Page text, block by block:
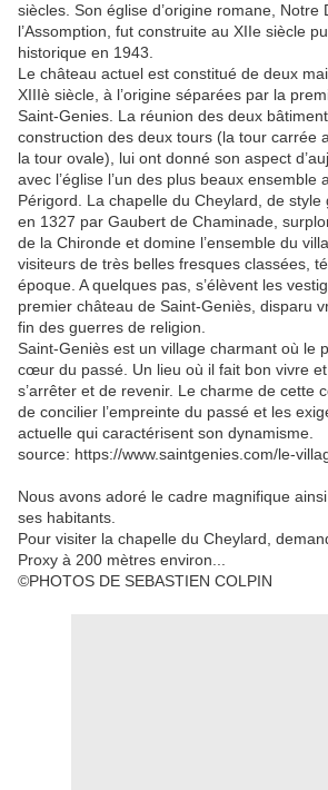
siècles. Son église d’origine romane, Notre
l’Assomption, fut construite au XIIe siècle
historique en 1943.
Le château actuel est constitué de deux
XIIIè siècle, à l’origine séparées par la
Saint-Genies. La réunion des deux
construction des deux tours (la tour carrée
la tour ovale), lui ont donné son aspect
avec l’église l’un des plus beaux ensemble
Périgord. La chapelle du Cheylard, de
en 1327 par Gaubert de Chaminade,
de la Chironde et domine l’ensemble du
visiteurs de très belles fresques classées,
époque. A quelques pas, s’élèvent les
premier château de Saint-Geniès, disparu
fin des guerres de religion.
Saint-Geniès est un village charmant où le
cœur du passé. Un lieu où il fait bon vivre
s’arrêter et de revenir. Le charme de cette
de concilier l’empreinte du passé et les
actuelle qui caractérisent son dynamisme.
source: https://www.saintgenies.com/le-
Nous avons adoré le cadre magnifique
ses habitants.
Pour visiter la chapelle du Cheylard,
Proxy à 200 mètres environ...
©PHOTOS DE SEBASTIEN COLPIN